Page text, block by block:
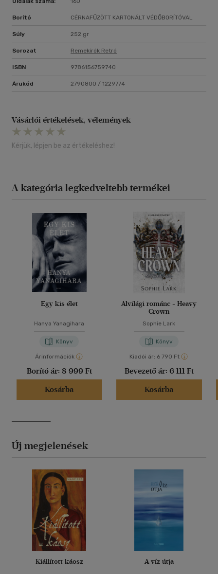
Borító CÉRNAFŰZÖTT KARTONÁLT VÉDŐBORÍTÓVAL
Súly 252 gr
Sorozat Remekírók Retró
ISBN 9786156759740
Árukód 2790800 / 1229774
Vásárlói értékelések, vélemények
Kérjük, lépjen be az értékeléshez!
A kategória legkedveltebb termékei
Egy kis élet
Hanya Yanagihara
Könyv
Árinformációk
Borító ár: 8 999 Ft
Kosárba
Alvilági románc - Heavy
Crown
Sophie Lark
Könyv
Kiadói ár: 6 790 Ft
Bevezető ár: 6 111 Ft
Kosárba
Új megjelenések
Kiállított káosz A víz útja